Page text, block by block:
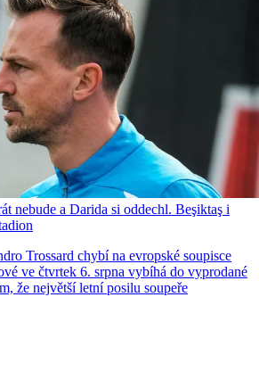
nebude a Darida si oddechl. Beşiktaş i
Trossard chybí na evropské soupisce
ve čtvrtek 6. srpna vybíhá do vyprodané
že největší letní posilu soupeře